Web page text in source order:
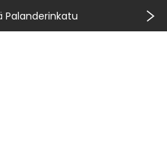
Palanderinkatu